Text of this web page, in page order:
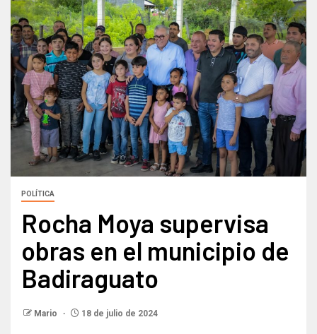
POLÍTICA
Rocha Moya supervisa
obras en el municipio de
Badiraguato
Mario 18 de julio de 2024